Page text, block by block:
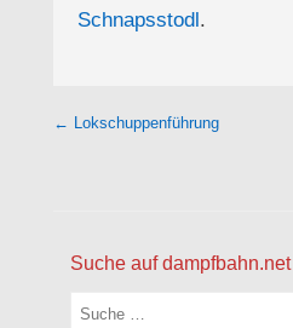
Schnapsstodl .
Beitragsnavigation
← Lokschuppenführung
Suche auf dampfbahn.net
Suchen